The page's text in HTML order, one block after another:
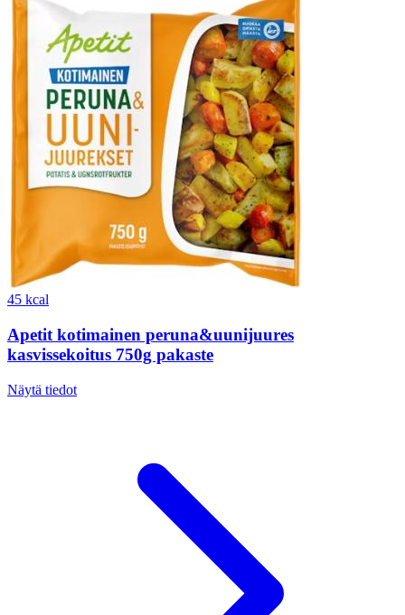
45 kcal
Apetit kotimainen peruna&uunijuures
kasvissekoitus 750g pakaste
Näytä tiedot